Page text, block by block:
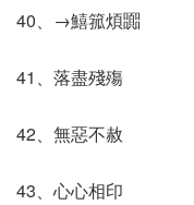
40、→鱚箛煩嚻
41、落盡殘殤
42、無惡不赦
43、心心相印